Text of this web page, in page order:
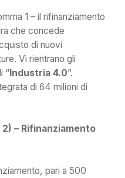
1 – il rifinanziamento
che concede
di nuovi
Vi rientrano gli
“Industria 4.0”.
di 64 milioni di
– Rifinanziamento
pari a 500